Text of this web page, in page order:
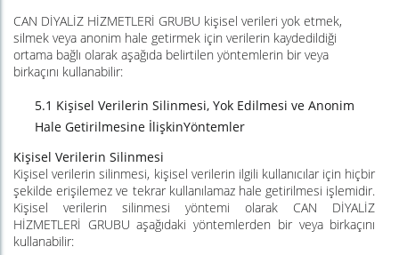
CAN DİYALİZ HİZMETLERİ GRUBU kişisel verileri yok etmek,
silmek veya anonim hale getirmek için verilerin kaydedildiği
ortama bağlı olarak aşağıda belirtilen yöntemlerin bir veya
birkaçını kullanabilir:
5.1 Kişisel Verilerin Silinmesi, Yok Edilmesi ve Anonim
Hale Getirilmesine İlişkinYöntemler
Kişisel Verilerin Silinmesi
Kişisel verilerin silinmesi, kişisel verilerin ilgili kullanıcılar için hiçbir
şekilde erişilemez ve tekrar kullanılamaz hale getirilmesi işlemidir.
Kişisel verilerin silinmesi yöntemi olarak CAN DİYALİZ
HİZMETLERİ GRUBU aşağıdaki yöntemlerden bir veya birkaçını
kullanabilir: